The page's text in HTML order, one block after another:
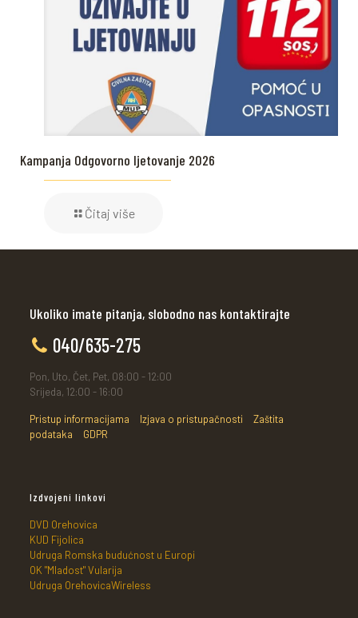
Kampanja Odgovorno ljetovanje 2026
Čitaj više
Ukoliko imate pitanja, slobodno nas kontaktirajte
040/635-275
Pon, Uto, Čet, Pet, 08:00 - 12:00
Srijeda, 12:00 - 16:00
Pristup informacijama Izjava o pristupačnosti
Zaštita
podataka
GDPR
Izdvojeni linkovi
DVD Orehovica
KUD Fijolica
Udruga Romska budućnost u Europi
OK "Mladost" Vularija
Udruga OrehovicaWireless